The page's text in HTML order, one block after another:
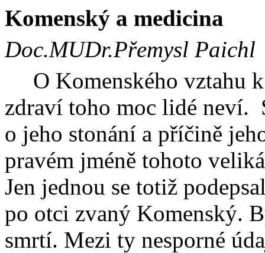
Komenský a medicina
Doc.MUDr.Přemysl Paichl
O Komenského vztahu
zdraví toho moc lidé neví.
o jeho stonání a příčině
pravém jméně tohoto
Jen jednou se totiž
po otci zvaný Komenský.
smrtí. Mezi ty nesporné